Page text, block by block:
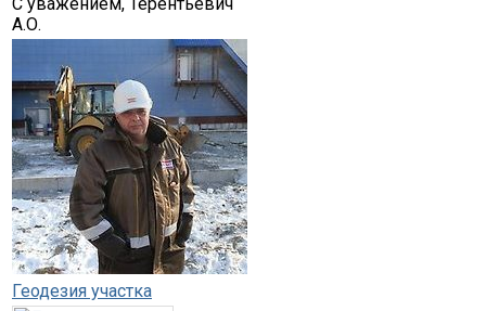
А.О.
Геодезия участка